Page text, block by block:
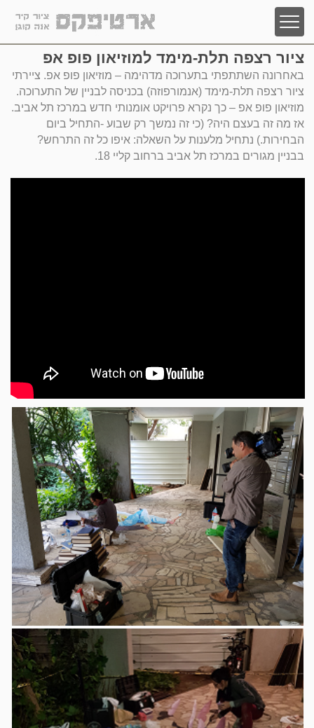
עמוד הבית
ציורי קיר לעסקים
ציורי קיר ורצפה תלת מימד
ציורי גרפיטי על קירות
ציורי שמן ואקריליק על בד קנבס
ציור רצפה תלת-מימד למוזיאון פופ אפ
באחרונה השתתפתי בתערוכה מדהימה – מוזיאון פופ אפ. ציירתי
ציור רצפה תלת-מימד (אנמורפוזה) בכניסה לבניין של התערוכה.
מוזיאון פופ אפ – כך נקרא פרויקט אומנותי חדש במרכז תל אביב.
אז מה זה בעצם היה? (כי זה נמשך רק שבוע -התחיל ביום
הבחירות.) נתחיל מלענות על השאלה: איפו כל זה התרחש?
בבניין מגורים במרכז תל אביב ברחוב קליי 18.